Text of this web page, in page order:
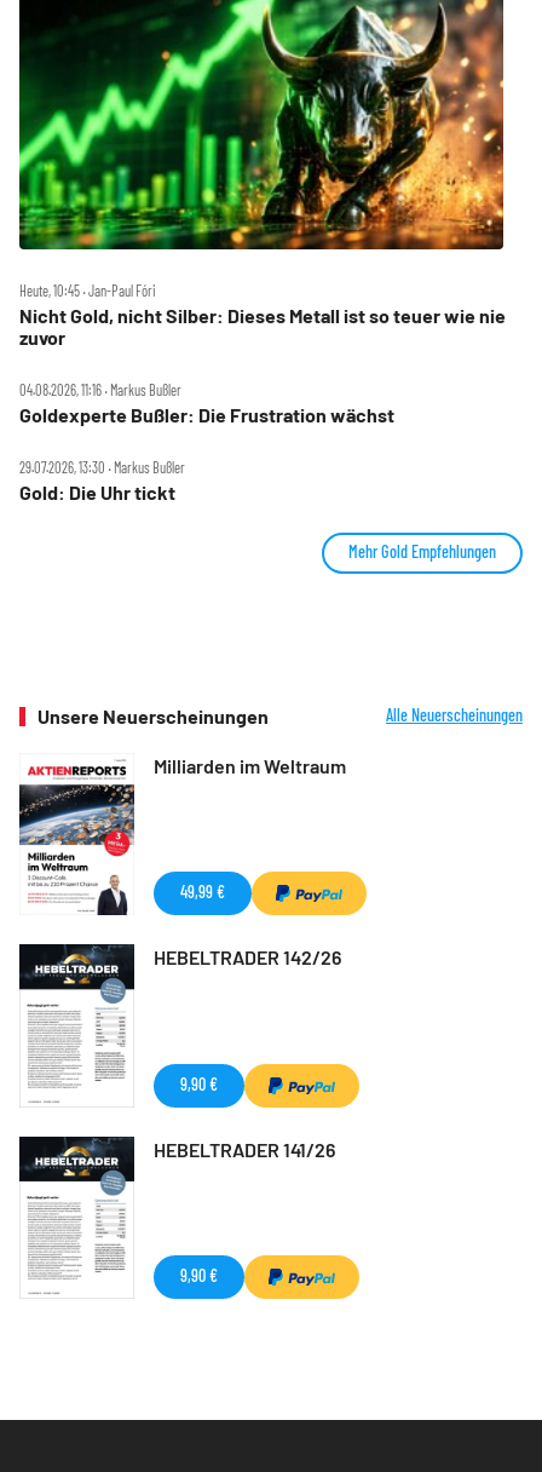
Heute, 10:45 ‧ Jan-Paul Fóri
Nicht Gold, nicht Silber: Dieses Metall ist so teuer wie nie
zuvor
04.08.2026, 11:16 ‧ Markus Bußler
Goldexperte Bußler: Die Frustration wächst
29.07.2026, 13:30 ‧ Markus Bußler
Gold: Die Uhr tickt
Mehr Gold Empfehlungen
Unsere Neuerscheinungen Alle Neuerscheinungen
Milliarden im Weltraum
49,99 €
HEBELTRADER 142/26
9,90 €
HEBELTRADER 141/26
9,90 €